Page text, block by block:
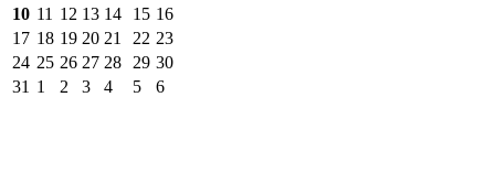
10 11 12 13 14 15 16
17 18 19 20 21 22 23
24 25 26 27 28 29 30
31 1 2 3 4 5 6